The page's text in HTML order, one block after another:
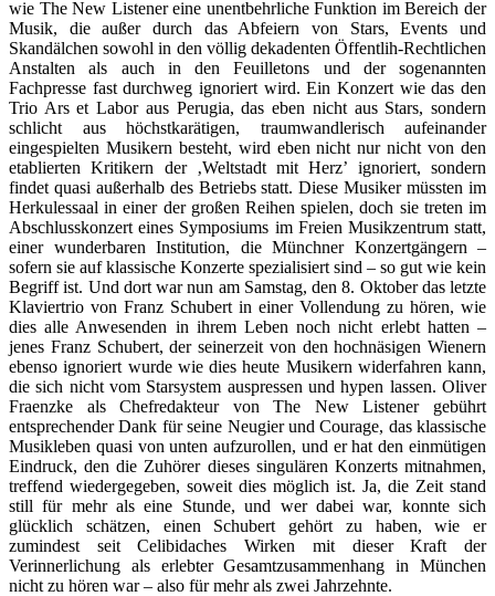
wie The New Listener eine unentbehrliche Funktion im Bereich der
Musik, die außer durch das Abfeiern von Stars, Events und
Skandälchen sowohl in den völlig dekadenten Öffentlih-Rechtlichen
Anstalten als auch in den Feuilletons und der sogenannten
Fachpresse fast durchweg ignoriert wird. Ein Konzert wie das den
Trio Ars et Labor aus Perugia, das eben nicht aus Stars, sondern
schlicht aus höchstkarätigen, traumwandlerisch aufeinander
eingespielten Musikern besteht, wird eben nicht nur nicht von den
etablierten Kritikern der ‚Weltstadt mit Herz’ ignoriert, sondern
findet quasi außerhalb des Betriebs statt. Diese Musiker müssten im
Herkulessaal in einer der großen Reihen spielen, doch sie treten im
Abschlusskonzert eines Symposiums im Freien Musikzentrum statt,
einer wunderbaren Institution, die Münchner Konzertgängern –
sofern sie auf klassische Konzerte spezialisiert sind – so gut wie kein
Begriff ist. Und dort war nun am Samstag, den 8. Oktober das letzte
Klaviertrio von Franz Schubert in einer Vollendung zu hören, wie
dies alle Anwesenden in ihrem Leben noch nicht erlebt hatten –
jenes Franz Schubert, der seinerzeit von den hochnäsigen Wienern
ebenso ignoriert wurde wie dies heute Musikern widerfahren kann,
die sich nicht vom Starsystem auspressen und hypen lassen. Oliver
Fraenzke als Chefredakteur von The New Listener gebührt
entsprechender Dank für seine Neugier und Courage, das klassische
Musikleben quasi von unten aufzurollen, und er hat den einmütigen
Eindruck, den die Zuhörer dieses singulären Konzerts mitnahmen,
treffend wiedergegeben, soweit dies möglich ist. Ja, die Zeit stand
still für mehr als eine Stunde, und wer dabei war, konnte sich
glücklich schätzen, einen Schubert gehört zu haben, wie er
zumindest seit Celibidaches Wirken mit dieser Kraft der
Verinnerlichung als erlebter Gesamtzusammenhang in München
nicht zu hören war – also für mehr als zwei Jahrzehnte.